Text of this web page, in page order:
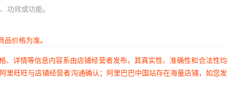
功效或功能。
价格为准。
详情等信息内容系由店铺经营者发布，其真实性、准确性和合法性
旺旺与店铺经营者沟通确认；阿里巴巴中国站存在海量店铺，如您